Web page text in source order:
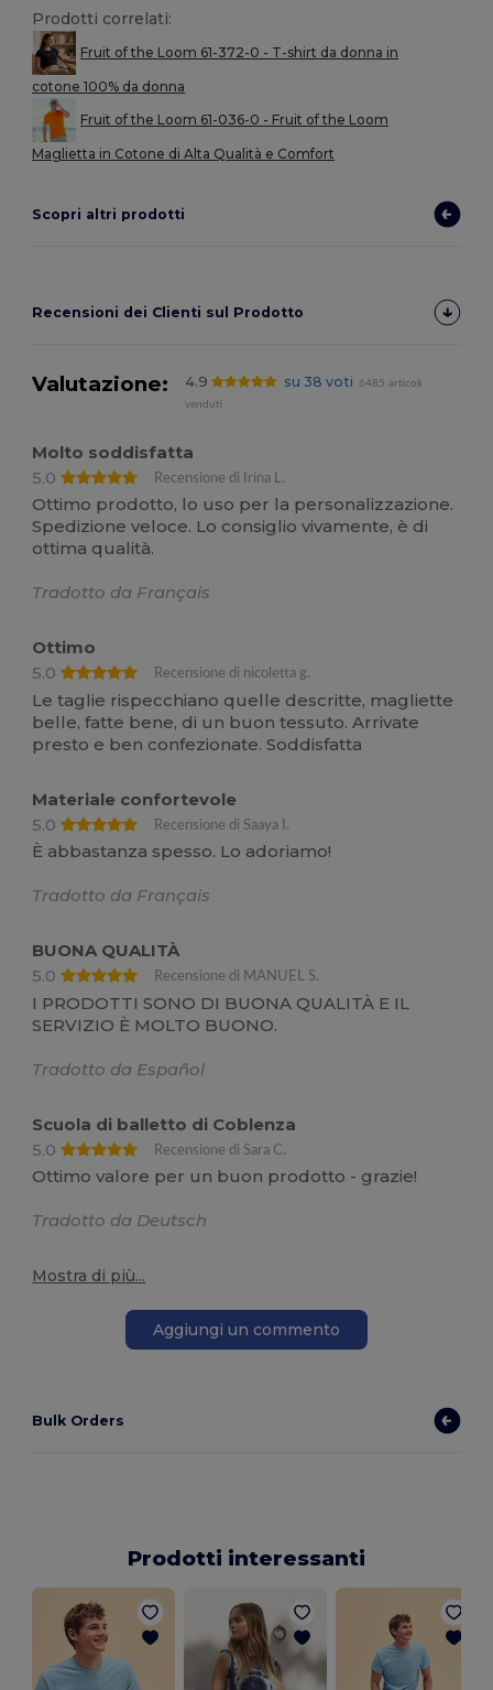
Prodotti correlati:
Fruit of the Loom 61-372-0 - T-shirt da donna in
cotone 100% da donna
Fruit of the Loom 61-036-0 - Fruit of the Loom
Maglietta in Cotone di Alta Qualità e Comfort
Scopri altri prodotti
Recensioni dei Clienti sul Prodotto
Valutazione: 4.9 su 38 voti
6485 articoli
venduti
Molto soddisfatta
5.0
Recensione di Irina L.
Ottimo prodotto, lo uso per la personalizzazione.
Spedizione veloce. Lo consiglio vivamente, è di
ottima qualità.
Tradotto da Français
Ottimo
5.0
Recensione di nicoletta g.
Le taglie rispecchiano quelle descritte, magliette
belle, fatte bene, di un buon tessuto. Arrivate
presto e ben confezionate. Soddisfatta
Materiale confortevole
5.0
Recensione di Saaya I.
È abbastanza spesso. Lo adoriamo!
Tradotto da Français
BUONA QUALITÀ
5.0
Recensione di MANUEL S.
I PRODOTTI SONO DI BUONA QUALITÀ E IL
SERVIZIO È MOLTO BUONO.
Tradotto da Español
Scuola di balletto di Coblenza
5.0
Recensione di Sara C.
Ottimo valore per un buon prodotto - grazie!
Tradotto da Deutsch
Mostra di più...
Aggiungi un commento
Bulk Orders
Prodotti interessanti